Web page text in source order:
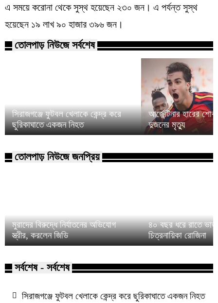
এ সময়ে করোনা থেকে সুস্থ হয়েছেন ২৩০ জন। এ পর্যন্ত সুস্থ
হয়েছেন ১৯ লাখ ৯০ হাজার ৩৯৬ জন।
তোলপাড় নিউজে সর্বশেষ
সিরাজগঞ্জে ফুটবল খেলাকে কেন্দ্র করে
ছুরিকাঘাতে একজন নিহত
আর্জেন্টিনার হারের
দুজনের মৃত্যু
তোলপাড় নিউজে জনপ্রিয়
মুরাদের বিরুদ্ধে নির্যাতনের অভিযোগ
স্ত্রীর, করলেন জিডি
৪০ বছর ধরে রাতে ভাত
চিত্রনায়িকা রোজিনা
সর্বশেষ - সর্বশেষ
সিরাজগঞ্জে ফুটবল খেলাকে কেন্দ্র করে ছুরিকাঘাতে একজন নিহত